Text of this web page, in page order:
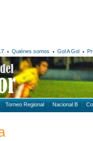
Quiénes somos Gol A Gol
Torneo Regional Nacional B